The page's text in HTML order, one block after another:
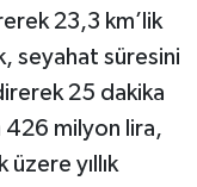
23,3 km’lik
seyahat süresini
25 dakika
426 milyon lira,
yıllık